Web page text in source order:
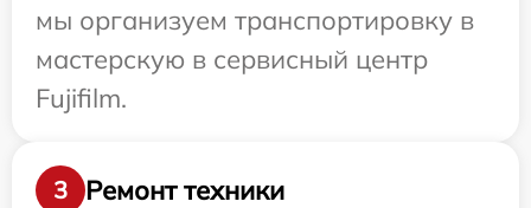
мы организуем транспортировку в
мастерскую в сервисный центр
Fujifilm.
3
Ремонт техники